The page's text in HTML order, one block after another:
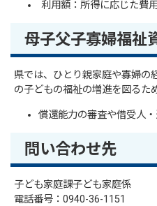
利用額：所得に応じた費
母子父子寡婦福祉
県では、ひとり親家庭や寡婦の
の子どもの福祉の増進を図るた
償還能力の審査や借受人
問い合わせ先
子ども家庭課子ども家庭係
電話番号：0940-36-1151